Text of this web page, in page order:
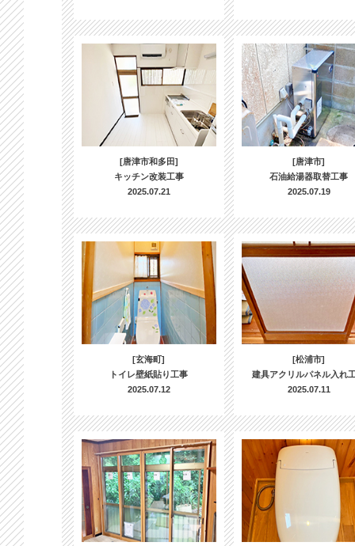
[唐津市和多田]
キッチン改装工事
2025.07.21
[唐津市]
石油給湯器取替工事
2025.07.19
[玄海町]
トイレ壁紙貼り工事
2025.07.12
[松浦市]
建具アクリルパネル入れ
2025.07.11